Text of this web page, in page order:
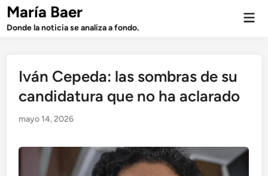
Saltar
contenido
María Baer
Donde la noticia se analiza a fondo.
Iván Cepeda: las sombras de su
candidatura que no ha aclarado
mayo 14, 2026